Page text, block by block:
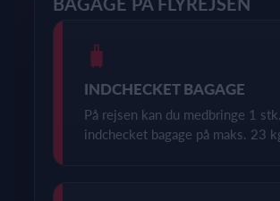
🧳
INDCHECKET BAGAGE
På rejsen kan du medbringe 1 stk.
indchecket bagage på maks. 23